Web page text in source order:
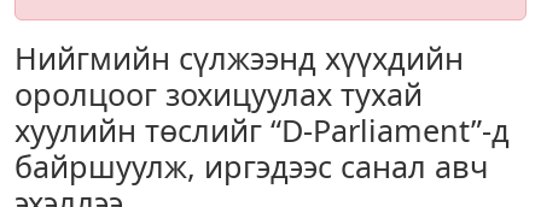
Нийгмийн сүлжээнд хүүхдийн
оролцоог зохицуулах тухай
хуулийн төслийг “D-Parliament”-д
байршуулж, иргэдээс санал авч